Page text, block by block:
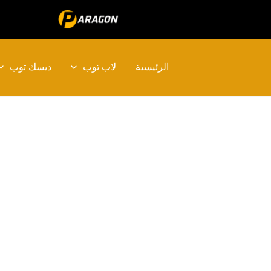
المحتوى
الرئيسية لاب توب ديسك توب